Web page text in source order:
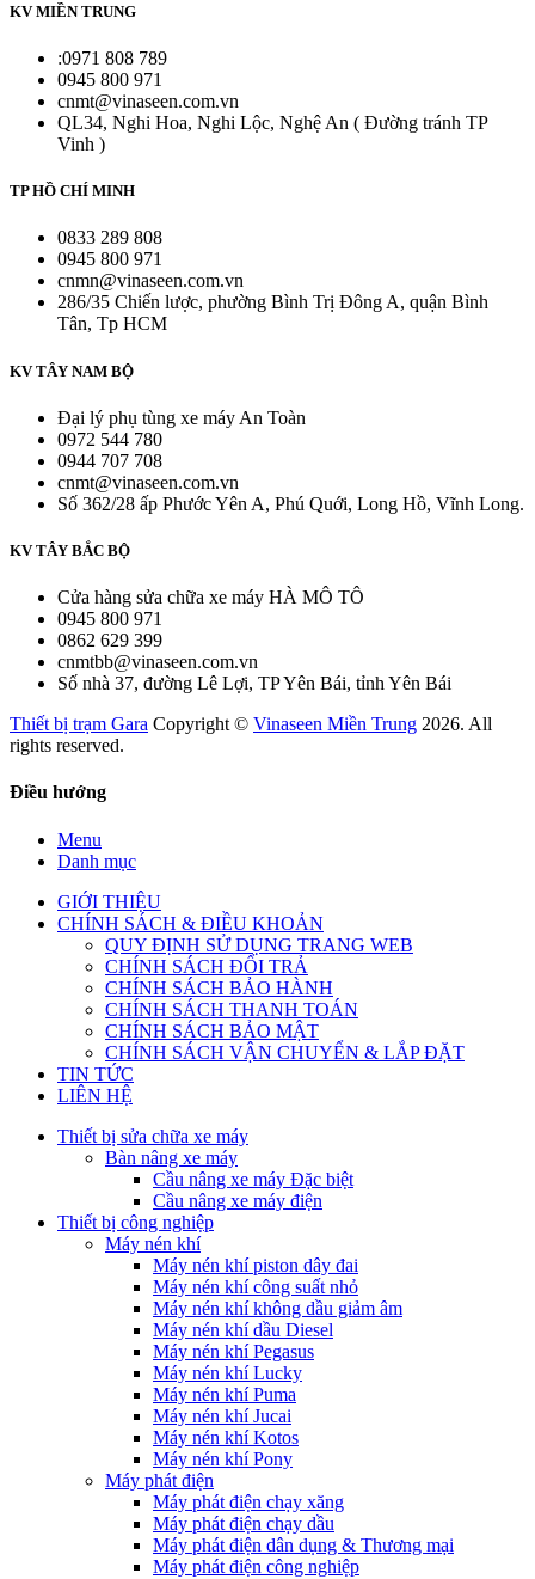
KV MIỀN TRUNG
:0971 808 789
0945 800 971
cnmt@vinaseen.com.vn
QL34, Nghi Hoa, Nghi Lộc, Nghệ An ( Đường tránh TP
Vinh )
TP HỒ CHÍ MINH
0833 289 808
0945 800 971
cnmn@vinaseen.com.vn
286/35 Chiến lược, phường Bình Trị Đông A, quận Bình
Tân, Tp HCM
KV TÂY NAM BỘ
Đại lý phụ tùng xe máy An Toàn
0972 544 780
0944 707 708
cnmt@vinaseen.com.vn
Số 362/28 ấp Phước Yên A, Phú Quới, Long Hồ, Vĩnh Long.
KV TÂY BẮC BỘ
Cửa hàng sửa chữa xe máy HÀ MÔ TÔ
0945 800 971
0862 629 399
cnmtbb@vinaseen.com.vn
Số nhà 37, đường Lê Lợi, TP Yên Bái, tỉnh Yên Bái
Thiết bị trạm Gara Copyright © Vinaseen Miền Trung 2026. All
rights reserved.
Điều hướng
Menu
Danh mục
GIỚI THIỆU
CHÍNH SÁCH & ĐIỀU KHOẢN
QUY ĐỊNH SỬ DỤNG TRANG WEB
CHÍNH SÁCH ĐỔI TRẢ
CHÍNH SÁCH BẢO HÀNH
CHÍNH SÁCH THANH TOÁN
CHÍNH SÁCH BẢO MẬT
CHÍNH SÁCH VẬN CHUYỂN & LẮP ĐẶT
TIN TỨC
LIÊN HỆ
Thiết bị sửa chữa xe máy
Bàn nâng xe máy
Cầu nâng xe máy Đặc biệt
Cầu nâng xe máy điện
Thiết bị công nghiệp
Máy nén khí
Máy nén khí piston dây đai
Máy nén khí công suất nhỏ
Máy nén khí không dầu giảm âm
Máy nén khí dầu Diesel
Máy nén khí Pegasus
Máy nén khí Lucky
Máy nén khí Puma
Máy nén khí Jucai
Máy nén khí Kotos
Máy nén khí Pony
Máy phát điện
Máy phát điện chạy xăng
Máy phát điện chạy dầu
Máy phát điện dân dụng & Thương mại
Máy phát điện công nghiệp